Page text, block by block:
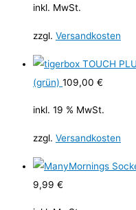
inkl. MwSt.
zzgl. Versandkosten
(grün) 109,00 €
inkl. 19 % MwSt.
zzgl. Versandkosten
9,99 €